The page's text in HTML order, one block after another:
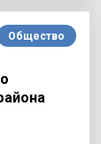
Общество